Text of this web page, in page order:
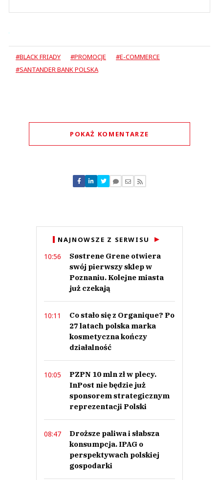
#BLACK FRIADY #PROMOCJE
#E-COMMERCE
#SANTANDER BANK POLSKA
POKAŻ KOMENTARZE
Nie znaleziono komentarzy
Zostaw swoje komentarze
NAJNOWSZE Z SERWISU
10:56
Søstrene Grene otwiera
swój pierwszy sklep w
Poznaniu. Kolejne miasta
już czekają
10:11
Co stało się z Organique? Po
27 latach polska marka
kosmetyczna kończy
działalność
10:05
PZPN 10 mln zł w plecy.
InPost nie będzie już
sponsorem strategicznym
reprezentacji Polski
08:47
Droższe paliwa i słabsza
konsumpcja. IPAG o
perspektywach polskiej
gospodarki